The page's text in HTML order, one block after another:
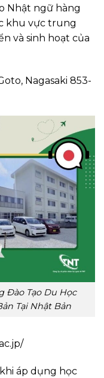
Nhật ngữ hàng
khu vực trung
và sinh hoạt của
Nagasaki 853-
Đào Tạo Du Học
Tại Nhật Bản
áp dụng học